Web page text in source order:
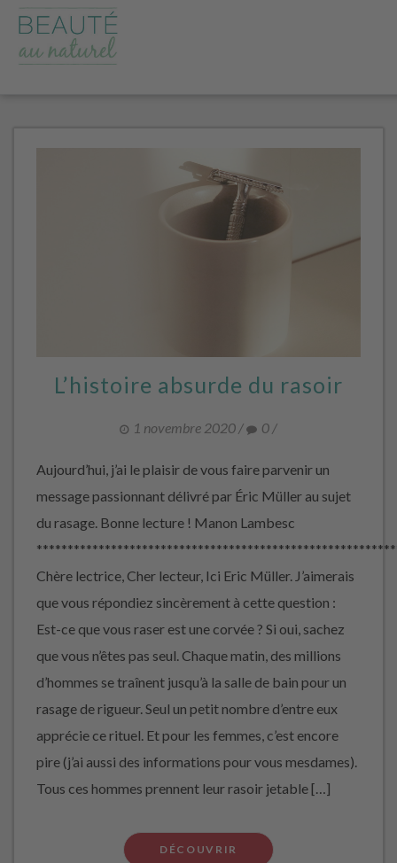
L’histoire absurde du rasoir
1 novembre 2020 / 0 /
Aujourd’hui, j’ai le plaisir de vous faire parvenir un
message passionnant délivré par Éric Müller au sujet
du rasage. Bonne lecture ! Manon Lambesc
Chère lectrice, Cher lecteur, Ici Eric Müller. J’aimerais
que vous répondiez sincèrement à cette question :
Est-ce que vous raser est une corvée ? Si oui, sachez
que vous n’êtes pas seul. Chaque matin, des millions
d’hommes se traînent jusqu’à la salle de bain pour un
rasage de rigueur. Seul un petit nombre d’entre eux
apprécie ce rituel. Et pour les femmes, c’est encore
pire (j’ai aussi des informations pour vous mesdames).
Tous ces hommes prennent leur rasoir jetable […]
DÉCOUVRIR